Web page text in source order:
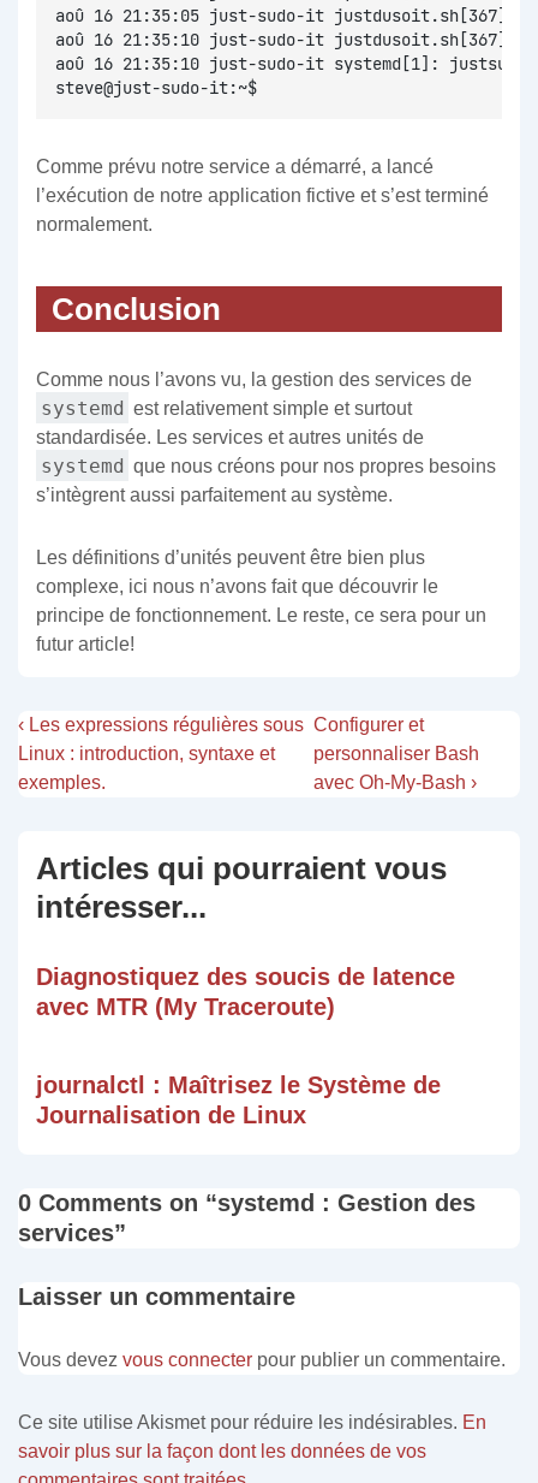
aoû 16 21:35:05 just-sudo-it justdusoit.sh[367]:
aoû 16 21:35:10 just-sudo-it justdusoit.sh[367]:
aoû 16 21:35:10 just-sudo-it systemd[1]:
steve@just-sudo-it:~$
Comme prévu notre service a démarré, a lancé
l’exécution de notre application fictive et s’est terminé
normalement.
Conclusion
Comme nous l’avons vu, la gestion des services de
systemd est relativement simple et surtout
standardisée. Les services et autres unités de
systemd que nous créons pour nos propres besoins
s’intègrent aussi parfaitement au système.
Les définitions d’unités peuvent être bien plus
complexe, ici nous n’avons fait que découvrir le
principe de fonctionnement. Le reste, ce sera pour un
futur article!
‹ Les expressions régulières sous
Linux : introduction, syntaxe et
exemples.
Configurer et
personnaliser Bash
avec Oh-My-Bash ›
Articles qui pourraient vous
intéresser...
Diagnostiquez des soucis de latence
avec MTR (My Traceroute)
journalctl : Maîtrisez le Système de
Journalisation de Linux
0 Comments on “systemd : Gestion des
services”
Laisser un commentaire
Vous devez vous connecter pour publier un commentaire.
Ce site utilise Akismet pour réduire les indésirables. En
savoir plus sur la façon dont les données de vos